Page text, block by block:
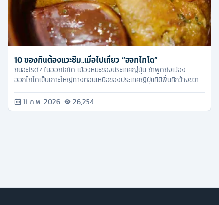
10 ของกินต้องแวะชิม..เมื่อไปเที่ยว “ฮอกไกโด”
กินอะไรดี? ในฮอกไกโด เมืองหิมะของประเทศญี่ปุ่น ถ้าพูดถึงเมือง
ฮอกไกโดเป็นเกาะใหญ่ทางตอนเหนือของประเทศญี่ปุ่นที่มีพื้นที่กว้างขวาง
อาหารทะเลมีนักเที่ยวแวะเวียนกันมาทุกปีเพราะบรรยากาศที่ดีและอาหาร
ที่สุดแสนจะอร่อย
11 ก.พ. 2026 26,254